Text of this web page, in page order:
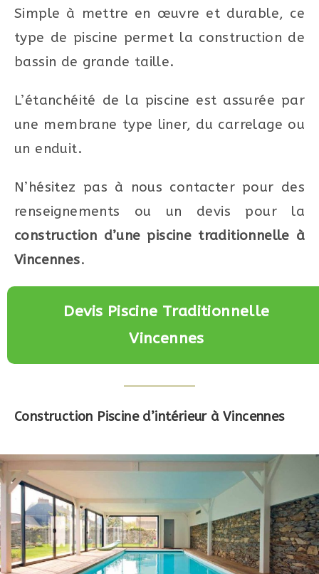
Simple à mettre en œuvre et durable, ce
type de piscine permet la construction de
bassin de grande taille.
L’étanchéité de la piscine est assurée par
une membrane type liner, du carrelage ou
un enduit.
N’hésitez pas à nous contacter pour des
renseignements ou un devis pour la
construction d’une piscine traditionnelle à
Vincennes.
Devis Piscine Traditionnelle
Vincennes
Construction Piscine d’intérieur à Vincennes